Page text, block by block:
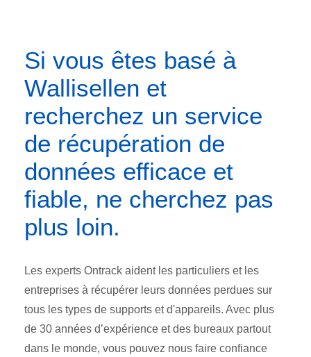
Si vous êtes basé à
Wallisellen et
recherchez un service
de récupération de
données efficace et
fiable, ne cherchez pas
plus loin.
Les experts Ontrack aident les particuliers et les
entreprises à récupérer leurs données perdues sur
tous les types de supports et d'appareils. Avec plus
de 30 années d’expérience et des bureaux partout
dans le monde, vous pouvez nous faire confiance